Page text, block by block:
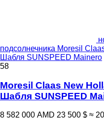
подсолнечника Moresil
Шабля SUNSPEED Mainero
58
Moresil Claas New
Шабля SUNSPEED
8 582 000 AMD 23 500 $ ≈